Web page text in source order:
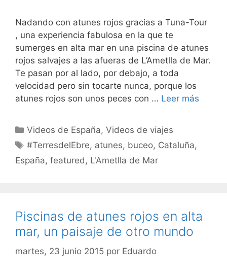
Nadando con atunes rojos gracias a Tuna-Tour
, una experiencia fabulosa en la que te
sumerges en alta mar en una piscina de atunes
rojos salvajes a las afueras de L’Ametlla de Mar.
Te pasan por al lado, por debajo, a toda
velocidad pero sin tocarte nunca, porque los
atunes rojos son unos peces con … Leer más
Categorías
Videos de España,Videos de viajes
Etiquetas
#TerresdelEbre, atunes, buceo, Cataluña,
España, featured, L'Ametlla de Mar
Piscinas de atunes rojos en alta
mar, un paisaje de otro mundo
martes, 23 junio 2015 por Eduardo